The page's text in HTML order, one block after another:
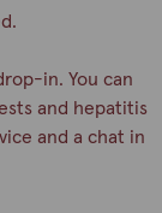
in. You can
and hepatitis
and a chat in